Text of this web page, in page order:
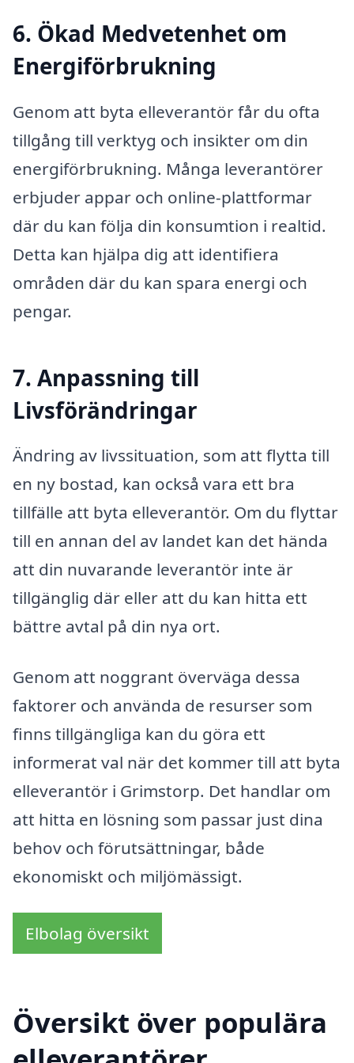
6. Ökad Medvetenhet om
Energiförbrukning
Genom att byta elleverantör får du ofta
tillgång till verktyg och insikter om din
energiförbrukning. Många leverantörer
erbjuder appar och online-plattformar
där du kan följa din konsumtion i realtid.
Detta kan hjälpa dig att identifiera
områden där du kan spara energi och
pengar.
7. Anpassning till
Livsförändringar
Ändring av livssituation, som att flytta till
en ny bostad, kan också vara ett bra
tillfälle att byta elleverantör. Om du flyttar
till en annan del av landet kan det hända
att din nuvarande leverantör inte är
tillgänglig där eller att du kan hitta ett
bättre avtal på din nya ort.
Genom att noggrant överväga dessa
faktorer och använda de resurser som
finns tillgängliga kan du göra ett
informerat val när det kommer till att byta
elleverantör i Grimstorp. Det handlar om
att hitta en lösning som passar just dina
behov och förutsättningar, både
ekonomiskt och miljömässigt.
Elbolag översikt
Översikt över populära